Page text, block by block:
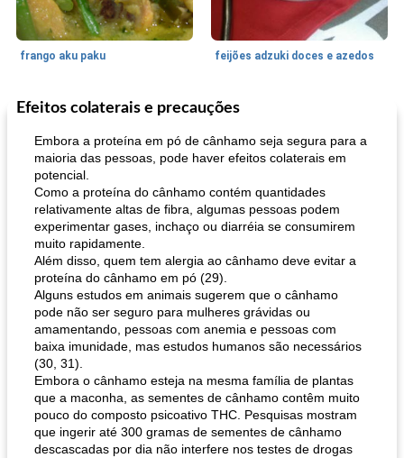
frango aku paku feijões adzuki doces e azedos
30min
Bolos
muffins de farelo de harriet
Sudoeste da Ásia (Oriente Médio)
sopa de lentilha líbia
Efeitos colaterais e precauções
Embora a proteína em pó de cânhamo seja segura para a
maioria das pessoas, pode haver efeitos colaterais em
potencial.
Como a proteína do cânhamo contém quantidades
relativamente altas de fibra, algumas pessoas podem
experimentar gases, inchaço ou diarréia se consumirem
muito rapidamente.
Além disso, quem tem alergia ao cânhamo deve evitar a
proteína do cânhamo em pó (29).
Alguns estudos em animais sugerem que o cânhamo
pode não ser seguro para mulheres grávidas ou
amamentando, pessoas com anemia e pessoas com
baixa imunidade, mas estudos humanos são necessários
(30, 31).
Embora o cânhamo esteja na mesma família de plantas
que a maconha, as sementes de cânhamo contêm muito
pouco do composto psicoativo THC. Pesquisas mostram
que ingerir até 300 gramas de sementes de cânhamo
descascadas por dia não interfere nos testes de drogas